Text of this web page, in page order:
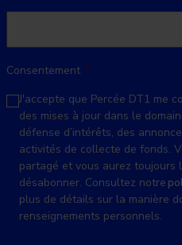
Consentement *
J'accepte que Percée DT1 me
des mises à jour dans le
défense d’intérêts, des
activités de collecte de fonds.
partagé et vous aurez toujours
désabonner. Consultez notre
plus de détails sur la manière
renseignements personnels.